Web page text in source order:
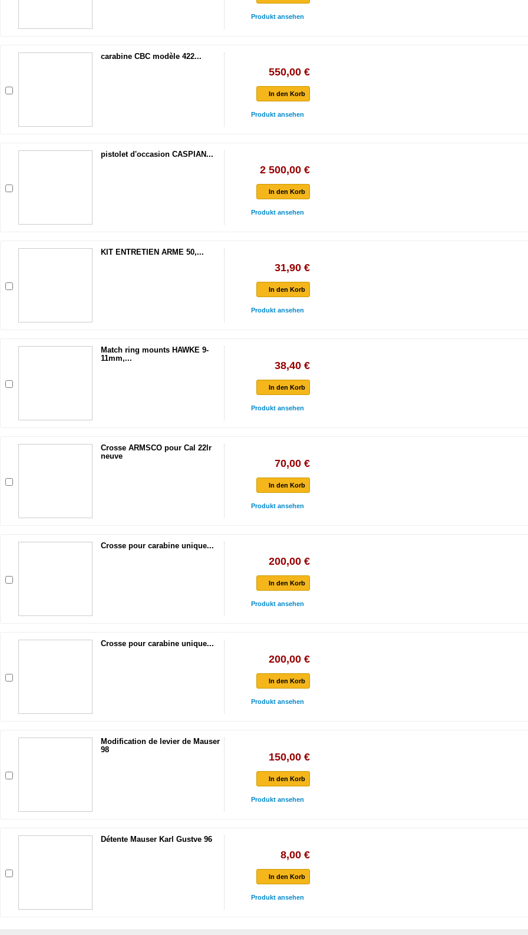
Produkt ansehen
carabine CBC modèle 422...
550,00 €
In den Korb
Produkt ansehen
pistolet d'occasion CASPIAN...
2 500,00 €
In den Korb
Produkt ansehen
KIT ENTRETIEN ARME 50,...
31,90 €
In den Korb
Produkt ansehen
Match ring mounts HAWKE 9-
11mm,...
38,40 €
In den Korb
Produkt ansehen
Crosse ARMSCO pour Cal 22lr
neuve
70,00 €
In den Korb
Produkt ansehen
Crosse pour carabine unique...
200,00 €
In den Korb
Produkt ansehen
Crosse pour carabine unique...
200,00 €
In den Korb
Produkt ansehen
Modification de levier de Mauser
98
150,00 €
In den Korb
Produkt ansehen
Détente Mauser Karl Gustve 96
8,00 €
In den Korb
Produkt ansehen